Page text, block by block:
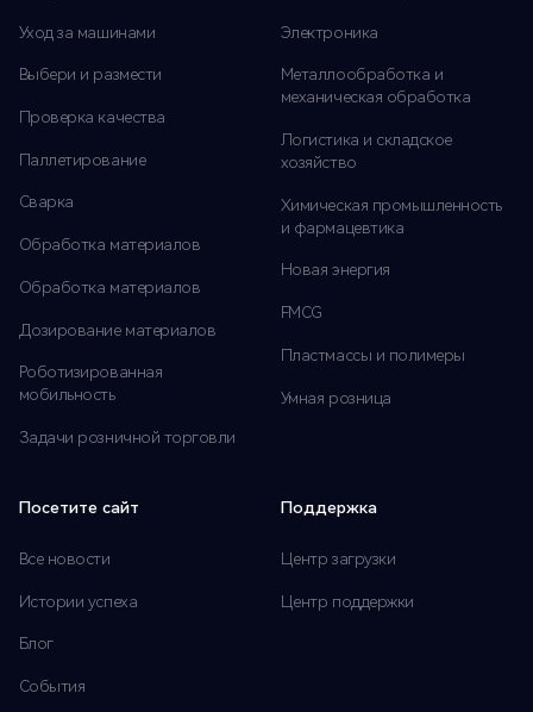
Уход за машинами
Выбери и размести
Проверка качества
Паллетирование
Сварка
Обработка материалов
Обработка материалов
Дозирование материалов
Роботизированная
мобильность
Задачи розничной торговли
Электроника
Металлообработка и
механическая обработка
Логистика и складское
хозяйство
Химическая промышленность
и фармацевтика
Новая энергия
FMCG
Пластмассы и полимеры
Умная розница
Посетите сайт
Все новости
Истории успеха
Блог
События
Поддержка
Центр загрузки
Центр поддержки